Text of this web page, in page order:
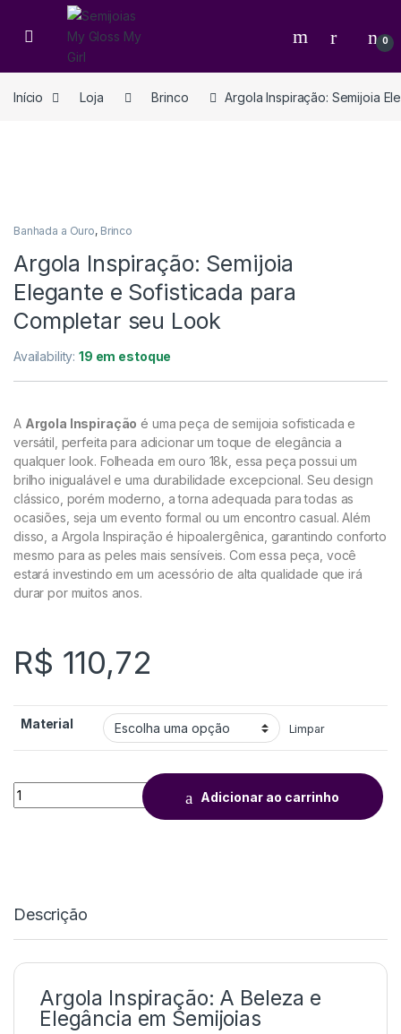
0
Início Loja Brinco Argola Inspiração: Semijoia
Banhada a Ouro, Brinco
Argola Inspiração: Semijoia
Elegante e Sofisticada para
Completar seu Look
Availability:19 em estoque
A Argola Inspiração é uma peça de semijoia sofisticada e
versátil, perfeita para adicionar um toque de elegância a
qualquer look. Folheada em ouro 18k, essa peça possui um
brilho inigualável e uma durabilidade excepcional. Seu design
clássico, porém moderno, a torna adequada para todas as
ocasiões, seja um evento formal ou um encontro casual. Além
disso, a Argola Inspiração é hipoalergênica, garantindo conforto
mesmo para as peles mais sensíveis. Com essa peça, você
estará investindo em um acessório de alta qualidade que irá
durar por muitos anos.
R$ 110,72
Material Limpar
Adicionar ao carrinho
Descrição
Argola Inspiração: A Beleza e
Elegância em Semijoias